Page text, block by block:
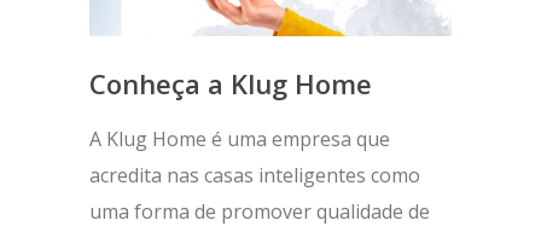
Conheça a Klug Home
A Klug Home é uma empresa que
acredita nas casas inteligentes como
uma forma de promover qualidade de